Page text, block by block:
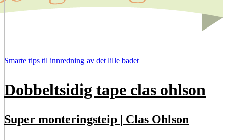
Smarte tips til innredning av det lille badet
Dobbeltsidig tape clas ohlson
Super monteringsteip | Clas Ohlson